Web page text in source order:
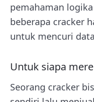
pemahaman
beberapa cracker
untuk mencuri
Untuk siapa
Seorang cracker